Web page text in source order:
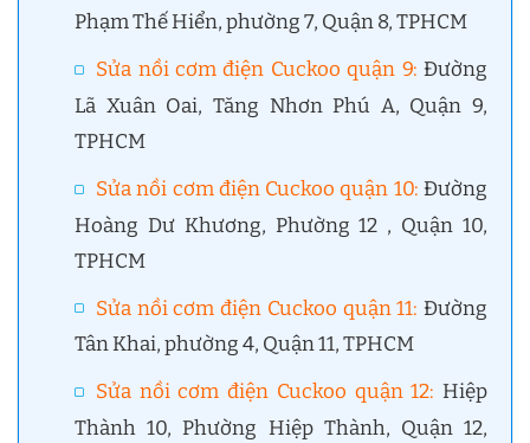
Phạm Thế Hiển, phường 7, Quận 8, TPHCM
Sửa nồi cơm điện Cuckoo quận 9: Đường
Lã Xuân Oai, Tăng Nhơn Phú A, Quận 9,
TPHCM
Sửa nồi cơm điện Cuckoo quận 10: Đường
Hoàng Dư Khương, Phường 12 , Quận 10,
TPHCM
Sửa nồi cơm điện Cuckoo quận 11: Đường
Tân Khai, phường 4, Quận 11, TPHCM
Sửa nồi cơm điện Cuckoo quận 12: Hiệp
Thành 10, Phường Hiệp Thành, Quận 12,